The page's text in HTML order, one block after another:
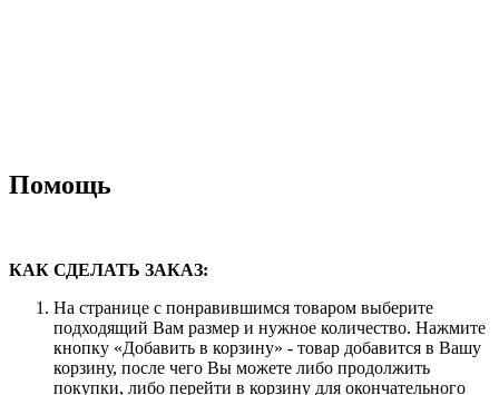
Помощь
КАК СДЕЛАТЬ ЗАКАЗ:
На странице с понравившимся товаром выберите
подходящий Вам размер и нужное количество. Нажмите
кнопку «Добавить в корзину» - товар добавится в Вашу
корзину, после чего Вы можете либо продолжить
покупки, либо перейти в корзину для окончательного